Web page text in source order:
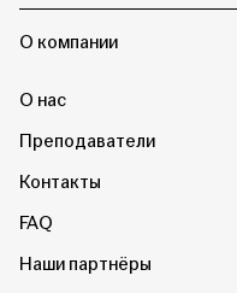
О компании
О нас
Преподаватели
Контакты
FAQ
Наши партнёры